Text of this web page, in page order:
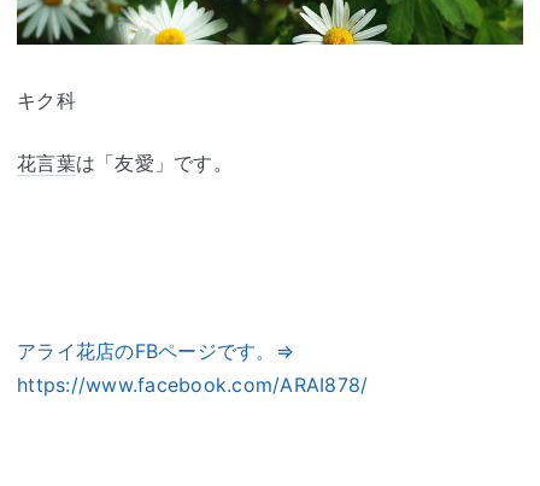
キク科
花言葉は「友愛」です。
アライ花店のFBページです。⇒
https://www.facebook.com/ARAI878/